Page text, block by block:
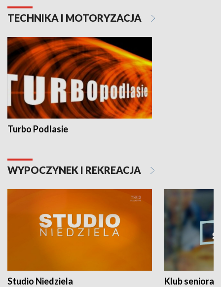
TECHNIKA I MOTORYZACJA
Turbo Podlasie
WYPOCZYNEK I REKREACJA
Studio Niedziela Klub seniora